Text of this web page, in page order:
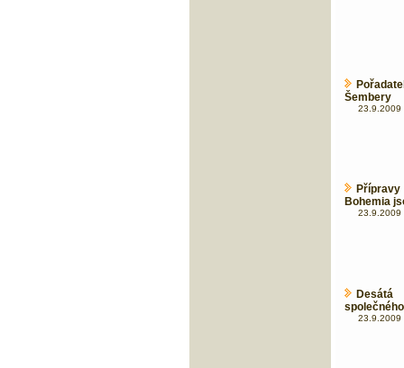
Šembery
23.9.2009
Bohemia
23.9.2009
23.9.2009